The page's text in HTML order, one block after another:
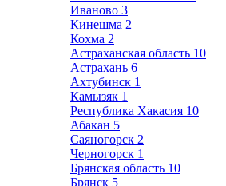
Иваново 3
Кинешма 2
Кохма 2
Астраханская область 10
Астрахань 6
Ахтубинск 1
Камызяк 1
Республика Хакасия 10
Абакан 5
Саяногорск 2
Черногорск 1
Брянская область 10
Брянск 5